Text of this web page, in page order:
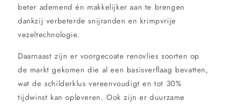
beter ademend én makkelijker aan te brengen
dankzij verbeterde snijranden en krimpvrije
vezeltechnologie.
Daarnaast zijn er voorgecoate renovlies soorten op
de markt gekomen die al een basisverflaag bevatten,
wat de schilderklus vereenvoudigt en tot 30%
tijdwinst kan opleveren. Ook zijn er duurzame